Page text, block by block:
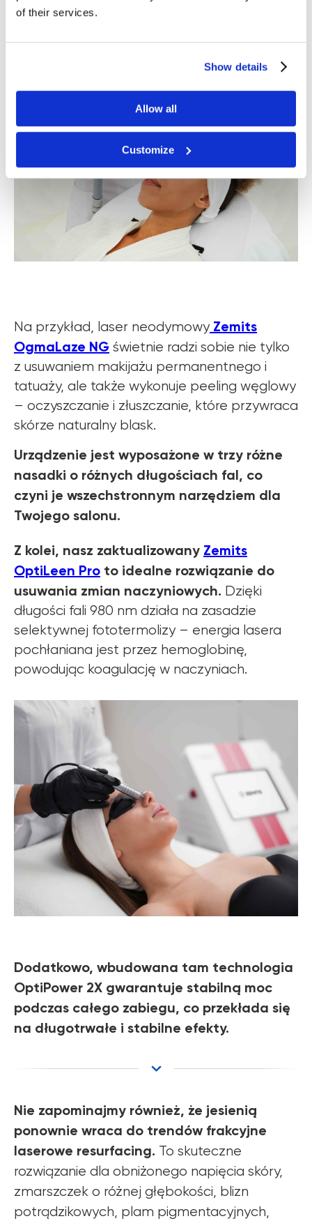
of their services.
Show details
Allow all
Customize
Na przykład, laser neodymowyZemits
OgmaLaze NG świetnie radzi sobie nie tylko
z usuwaniem makijażu permanentnego i
tatuaży, ale także wykonuje peeling węglowy
– oczyszczanie i złuszczanie, które przywraca
skórze naturalny blask.
Urządzenie jest wyposażone w trzy różne
nasadki o różnych długościach fal, co
czyni je wszechstronnym narzędziem dla
Twojego salonu.
Z kolei, nasz zaktualizowany Zemits
OptiLeen Pro to idealne rozwiązanie do
usuwania zmian naczyniowych. Dzięki
długości fali 980 nm działa na zasadzie
selektywnej fototermolizy – energia lasera
pochłaniana jest przez hemoglobinę,
powodując koagulację w naczyniach.
Dodatkowo, wbudowana tam technologia
OptiPower 2X gwarantuje stabilną moc
podczas całego zabiegu, co przekłada się
na długotrwałe i stabilne efekty.
Nie zapominajmy również, że jesienią
ponownie wraca do trendów frakcyjne
laserowe resurfacing. To skuteczne
rozwiązanie dla obniżonego napięcia skóry,
zmarszczek o różnej głębokości, blizn
potrądzikowych, plam pigmentacyjnych,